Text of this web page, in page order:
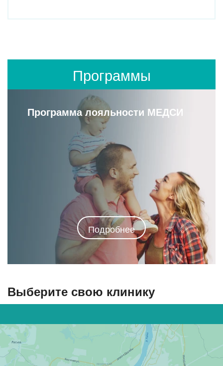
Программы
Программа лояльности МЕДСИ
Подробнее
Выберите свою клинику